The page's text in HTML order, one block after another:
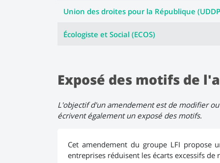
Union des droites pour la République
Écologiste et Social (ECOS)
Exposé des motifs de
L'objectif d'un amendement est de modifier
écrivent également un exposé des motifs.
Cet amendement du groupe LFI propose
entreprises réduisent les écarts excessifs de